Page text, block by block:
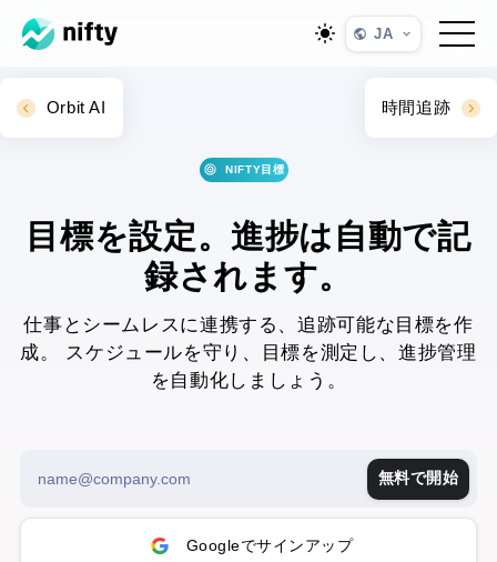
JA
NIFTY目標
目標を設定。進捗は自動で記
録されます。
仕事とシームレスに連携する、追跡可能な目標を作
成。
スケジュールを守り、目標を測定し、進捗管理
を自動化しましょう。
無料で開始
Googleでサインアップ
Orbit AI 時間追跡